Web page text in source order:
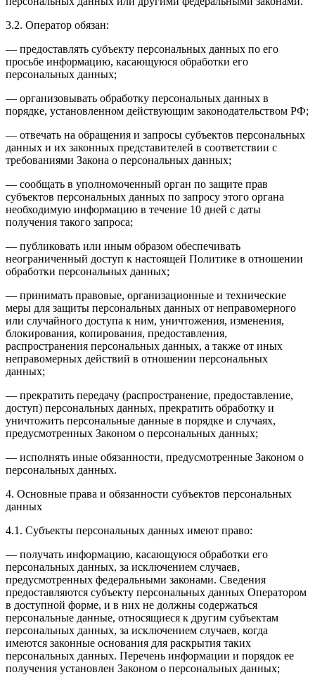
3.2. Оператор обязан:
— предоставлять субъекту персональных данных по его
просьбе информацию, касающуюся обработки его
персональных данных;
— организовывать обработку персональных данных в
порядке, установленном действующим законодательством РФ;
— отвечать на обращения и запросы субъектов персональных
данных и их законных представителей в соответствии с
требованиями Закона о персональных данных;
— сообщать в уполномоченный орган по защите прав
субъектов персональных данных по запросу этого органа
необходимую информацию в течение 10 дней с даты
получения такого запроса;
— публиковать или иным образом обеспечивать
неограниченный доступ к настоящей Политике в отношении
обработки персональных данных;
— принимать правовые, организационные и технические
меры для защиты персональных данных от неправомерного
или случайного доступа к ним, уничтожения, изменения,
блокирования, копирования, предоставления,
распространения персональных данных, а также от иных
неправомерных действий в отношении персональных
данных;
— прекратить передачу (распространение, предоставление,
доступ) персональных данных, прекратить обработку и
уничтожить персональные данные в порядке и случаях,
предусмотренных Законом о персональных данных;
— исполнять иные обязанности, предусмотренные Законом о
персональных данных.
4. Основные права и обязанности субъектов персональных
данных
4.1. Субъекты персональных данных имеют право:
— получать информацию, касающуюся обработки его
персональных данных, за исключением случаев,
предусмотренных федеральными законами. Сведения
предоставляются субъекту персональных данных Оператором
в доступной форме, и в них не должны содержаться
персональные данные, относящиеся к другим субъектам
персональных данных, за исключением случаев, когда
имеются законные основания для раскрытия таких
персональных данных. Перечень информации и порядок ее
получения установлен Законом о персональных данных;